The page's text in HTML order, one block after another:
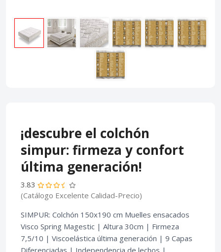
¡descubre el colchón
simpur: firmeza y confort
última generación!
3.83
(Catálogo Excelente Calidad-Precio)
SIMPUR: Colchón 150x190 cm Muelles ensacados
Visco Spring Magestic | Altura 30cm | Firmeza
7,5/10 | Viscoelástica última generación | 9 Capas